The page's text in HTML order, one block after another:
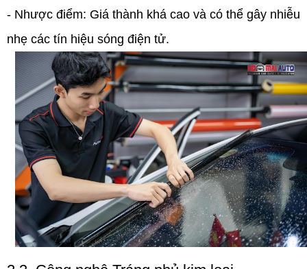
- Nhược điểm: Giá thành khá cao và có thể gây nhiễu
nhẹ các tín hiệu sóng điện tử.